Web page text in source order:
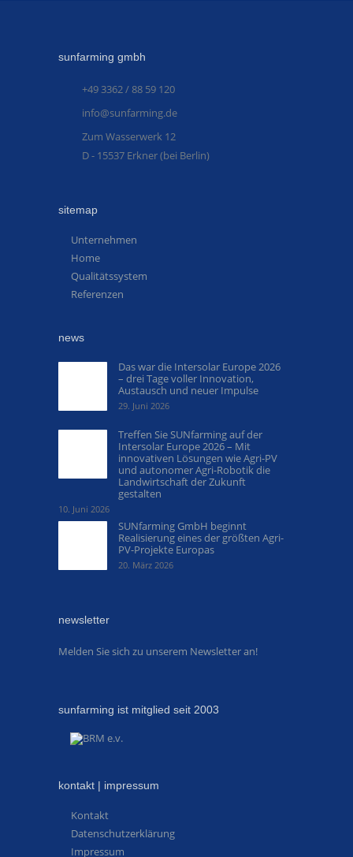
sunfarming gmbh
+49 3362 / 88 59 120
info@sunfarming.de
Zum Wasserwerk 12
D - 15537 Erkner (bei Berlin)
sitemap
Unternehmen
Home
Qualitätssystem
Referenzen
news
Das war die Intersolar Europe 2026
– drei Tage voller Innovation,
Austausch und neuer Impulse
29. Juni 2026
Treffen Sie SUNfarming auf der
Intersolar Europe 2026 – Mit
innovativen Lösungen wie Agri-PV
und autonomer Agri-Robotik die
Landwirtschaft der Zukunft
gestalten
10. Juni 2026
SUNfarming GmbH beginnt
Realisierung eines der größten Agri-
PV-Projekte Europas
20. März 2026
newsletter
Melden Sie sich zu unserem Newsletter an!
sunfarming ist mitglied seit 2003
kontakt | impressum
Kontakt
Datenschutzerklärung
Impressum